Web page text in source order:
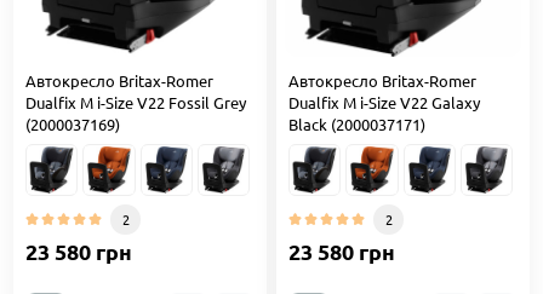
Автокресло Britax-Romer
Dualfix M i-Size V22 Fossil Grey
(2000037169)
2
23 580 грн
Автокресло Britax-Romer
Dualfix M i-Size V22 Galaxy
Black (2000037171)
2
23 580 грн